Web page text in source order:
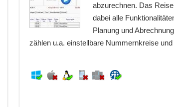
abzurechnen. Das
dabei alle
Planung und
zählen u.a. einstellbare Nummernkreise